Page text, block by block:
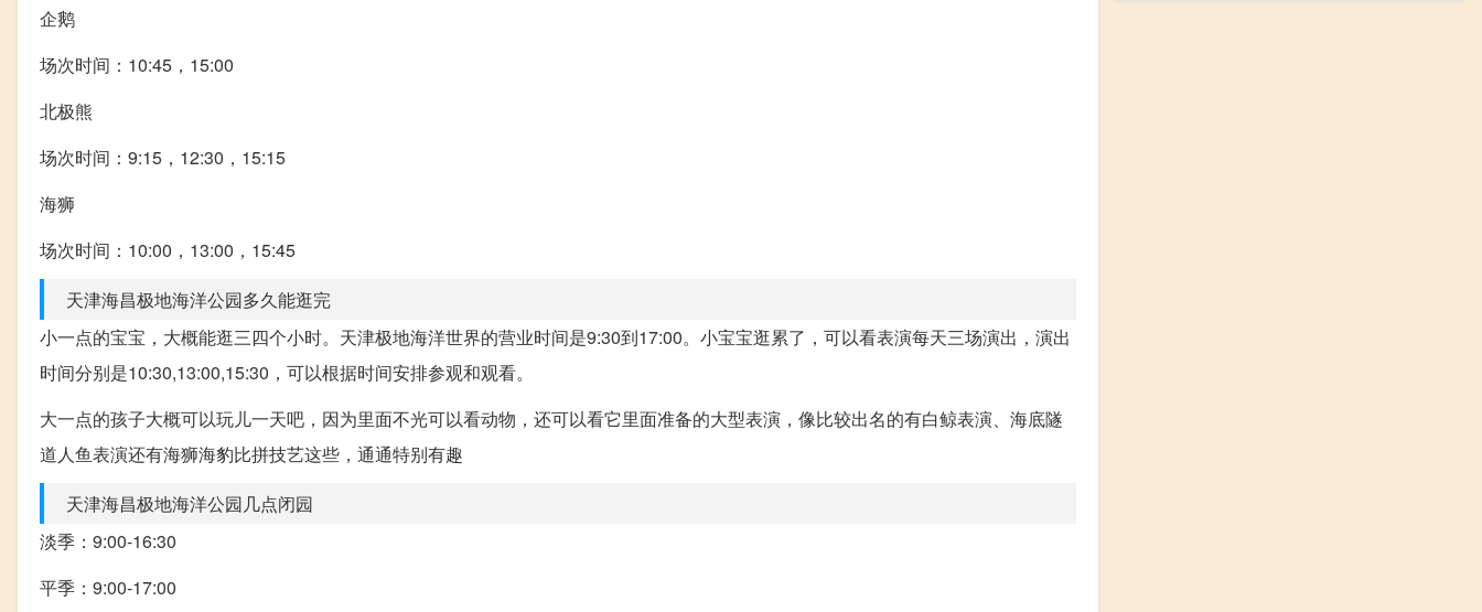
企鹅
场次时间：10:45，15:00
北极熊
场次时间：9:15，12:30，15:15
海狮
场次时间：10:00，13:00，15:45
天津海昌极地海洋公园多久能逛完
小一点的宝宝，大概能逛三四个小时。天津极地海洋世界的营业时间是9:30到17:00。小宝宝逛累了，可以看表演每天三场演出，演出
时间分别是10:30,13:00,15:30，可以根据时间安排参观和观看。
大一点的孩子大概可以玩儿一天吧，因为里面不光可以看动物，还可以看它里面准备的大型表演，像比较出名的有白鲸表演、海底隧
道人鱼表演还有海狮海豹比拼技艺这些，通通特别有趣
天津海昌极地海洋公园几点闭园
淡季：9:00-16:30
平季：9:00-17:00